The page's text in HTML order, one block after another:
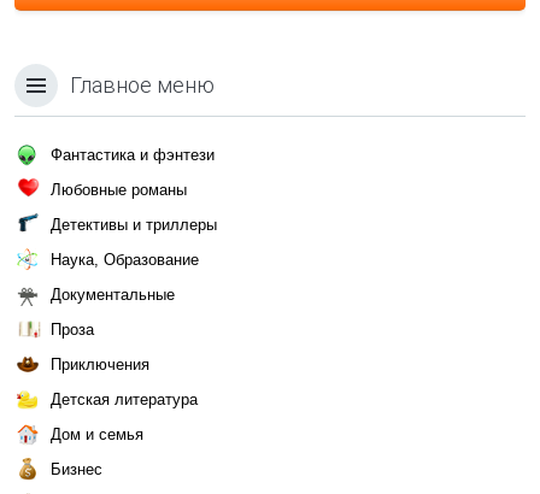
Главное меню
Фантастика и фэнтези
Любовные романы
Детективы и триллеры
Наука, Образование
Документальные
Проза
Приключения
Детская литература
Дом и семья
Бизнес